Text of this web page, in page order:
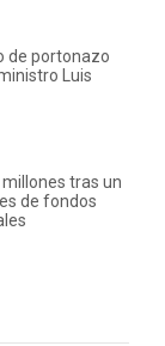
de portonazo
Luis
tras un
de fondos